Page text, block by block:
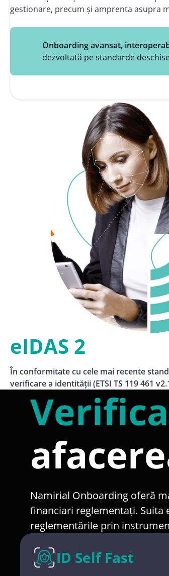
gestionare, precum și amprenta asupra
Onboarding avansat,
dezvoltată pe standarde
eIDAS 2
În conformitate cu cele mai recente
verificare a identității (ETSI TS 119 461
Namirial Onboarding oferă
financiari reglementați. Suita
reglementările prin
ID Self Fast